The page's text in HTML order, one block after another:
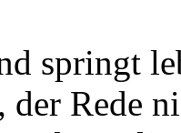
springt
der Rede